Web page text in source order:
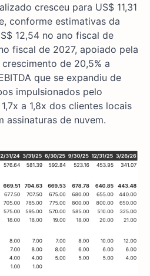
cresceu para US$ 11,31
conforme estimativas da
12,54 no ano fiscal de
fiscal de 2027, apoiado pela
de 20,5% a
que se expandiu de
impulsionados pelo
a 1,8x dos clientes locais
assinaturas de nuvem.